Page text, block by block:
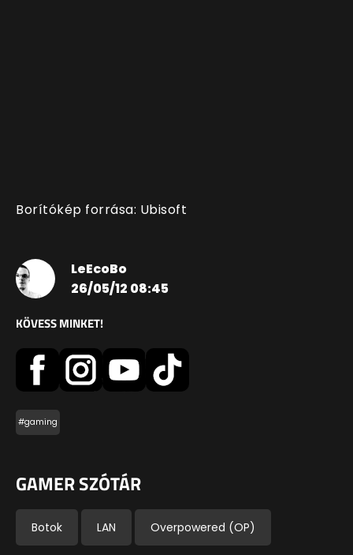
Borítókép forrása: Ubisoft
LeEcoBo
26/05/12 08:45
KÖVESS MINKET!
#gaming
GAMER SZÓTÁR
Botok LAN Overpowered (OP)